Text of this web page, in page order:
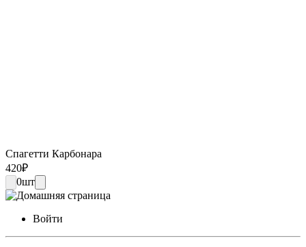
Спагетти Карбонара
420₽
0шт
Войти